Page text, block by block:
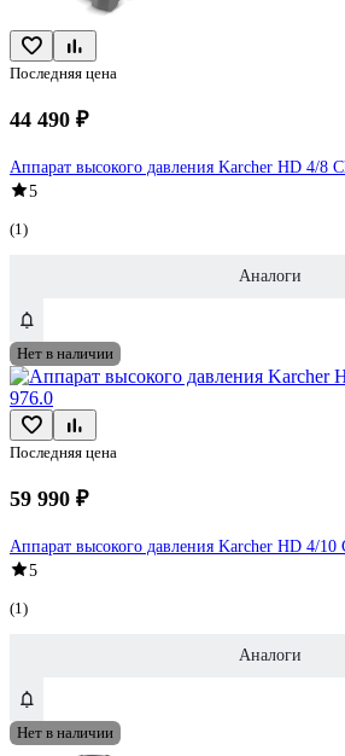
Последняя цена
44 490 ₽
Аппарат высокого давления Karcher HD 4/8
5
(1)
Аналоги
Нет в наличии
Последняя цена
59 990 ₽
Аппарат высокого давления Karcher HD 4/10
5
(1)
Аналоги
Нет в наличии